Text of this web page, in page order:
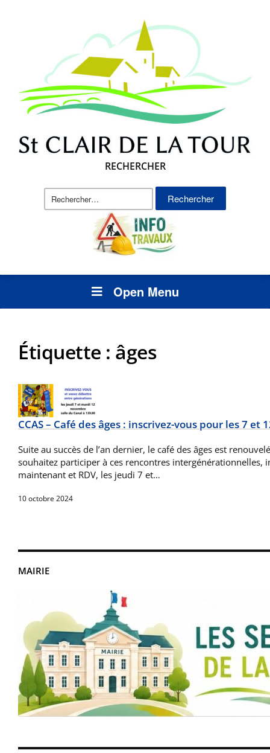
RECHERCHER
Rechercher :
Open Menu
MAIRIE
Étiquette : âges
CCAS – Café des âges : inscrivez-vous pour les 7 et
Suite au succès de l’an dernier, le café des âges est
souhaitez participer à ces rencontres intergénérationnelles,
maintenant et RDV, les jeudi 7 et…
10 octobre 2024